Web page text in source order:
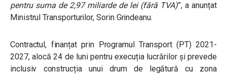
pentru suma de 2,97 miliarde de lei (fără TVA)”, a anunțat
Ministrul Transporturilor, Sorin Grindeanu.
Contractul, finanțat prin Programul Transport (PT) 2021-
2027, alocă 24 de luni pentru execuția lucrărilor și prevede
inclusiv construcția unui drum de legătură cu zona